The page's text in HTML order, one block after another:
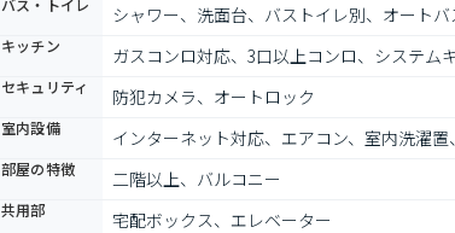
バス・トイレ シャワー、洗面台、バストイレ別、オート
キッチン ガスコンロ対応、3口以上コンロ、システム
セキュリティ 防犯カメラ、オートロック
室内設備 インターネット対応、エアコン、室内洗濯
部屋の特徴 二階以上、バルコニー
共用部 宅配ボックス、エレベーター